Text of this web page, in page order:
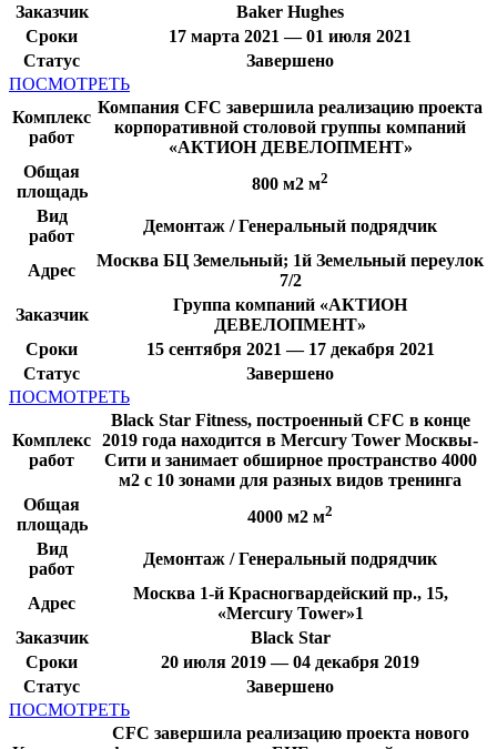
Заказчик
Baker Hughes
Сроки
17 марта 2021 — 01 июля 2021
Статус
Завершено
ПОСМОТРЕТЬ
Комплекс
работ
Компания CFC завершила реализацию проекта
корпоративной столовой группы компаний
«АКТИОН ДЕВЕЛОПМЕНТ»
Общая
площадь
800 м2 м2
Вид
работ
Демонтаж / Генеральный подрядчик
Адрес
Москва БЦ Земельный; 1й Земельный переулок
7/2
Заказчик
Группа компаний «АКТИОН
ДЕВЕЛОПМЕНТ»
Сроки
15 сентября 2021 — 17 декабря 2021
Статус
Завершено
ПОСМОТРЕТЬ
Комплекс
работ
Black Star Fitness, построенный CFC в конце
2019 года находится в Mercury Tower Москвы-
Сити и занимает обширное пространство 4000
м2 с 10 зонами для разных видов тренинга
Общая
площадь
4000 м2 м2
Вид
работ
Демонтаж / Генеральный подрядчик
Адрес
Москва 1-й Красногвардейский пр., 15,
«Mercury Tower»1
Заказчик
Black Star
Сроки
20 июля 2019 — 04 декабря 2019
Статус
Завершено
ПОСМОТРЕТЬ
CFC завершила реализацию проекта нового